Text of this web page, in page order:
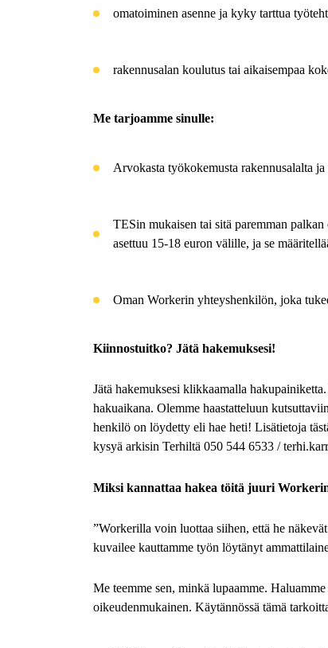
omatoiminen asenne ja kyky tarttua
rakennusalan koulutus tai aikaisempaa
Me tarjoamme sinulle:
Arvokasta työkokemusta rakennusalalta
TESin mukaisen tai sitä paremman
asettuu 15-18 euron välille, ja se
Oman Workerin yhteyshenkilön, joka
Kiinnostuitko? Jätä hakemuksesi!
Jätä hakemuksesi klikkaamalla
hakuaikana. Olemme haastatteluun
henkilö on löydetty eli hae heti! Lisätietoja
kysyä arkisin Terhiltä 050 544 6533 /
Miksi kannattaa hakea töitä juuri
”Workerilla voin luottaa siihen, että he
kuvailee kauttamme työn löytänyt
Me teemme sen, minkä lupaamme.
oikeudenmukainen. Käytännössä tämä